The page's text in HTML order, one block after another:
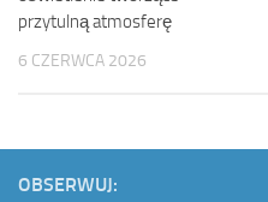
przytulną atmosferę
6 CZERWCA 2026
OBSERWUJ: